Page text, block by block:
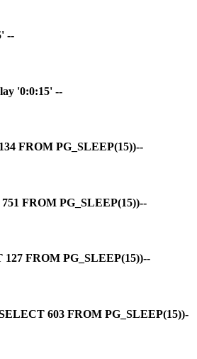
--
'0:0:15' --
FROM PG_SLEEP(15))--
FROM PG_SLEEP(15))--
127 FROM PG_SLEEP(15))--
603 FROM PG_SLEEP(15))-